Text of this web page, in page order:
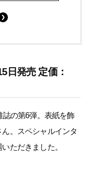
日発売 定価：
の第6弾。表紙を飾
。スペシャルインタ
ただきました。